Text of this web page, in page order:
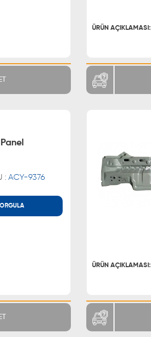
ÜRÜN AÇIKLAMASI:
: ACY-9376
ÜRÜN AÇIKLAMASI: